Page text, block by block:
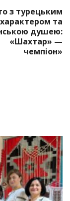
з турецьким
характером та
душею:
«Шахтар» —
чемпіон»